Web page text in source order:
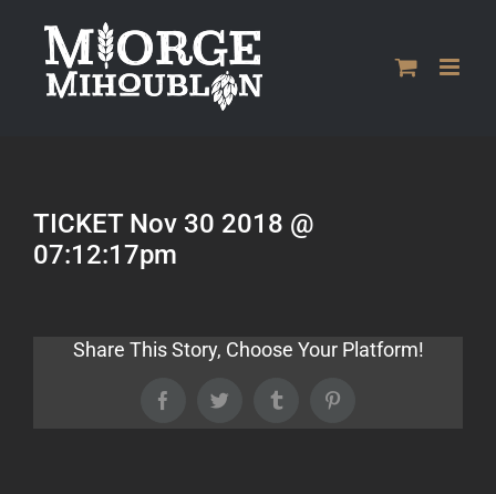
contenu
TICKET Nov 30 2018 @
07:12:17pm
Share This Story, Choose Your Platform!
FacebookTwitter Tumblr